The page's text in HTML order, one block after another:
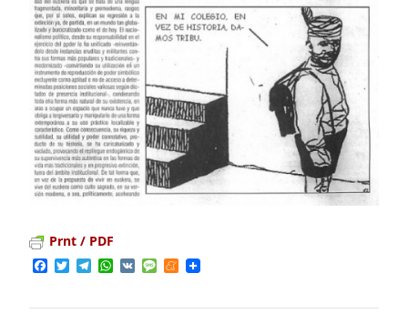
Prnt / PDF
Facebook
TwitterTelegram
WhatsApp
VK MessageMeneame